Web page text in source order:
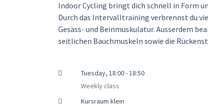
Indoor Cycling bringt dich schnell in Form
Durch das Intervalltraining verbrennst du
Gesäss- und Beinmuskulatur. Ausserdem
seitlichen Bauchmuskeln sowie die
Tuesday, 18:00 - 18:50
Weekly class
Kursraum klein